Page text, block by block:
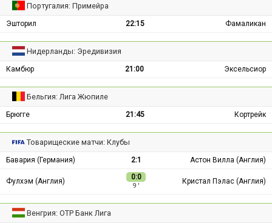
Португалия: Примейра
Эшторил 22:15 Фамаликан
Нидерланды: Эредивизия
Камбюр 21:00 Эксельсиор
Бельгия: Лига Жюпиле
Брюгге 21:45 Кортрейк
Товарищеские матчи: Клубы
Бавария (Германия) 2:1 Астон Вилла (Англия)
Фулхэм (Англия) 0:0
9 ′
Кристал Пэлас (Англия)
Венгрия: ОТР Банк Лига